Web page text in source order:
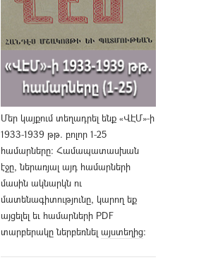
Մեր կայքում տեղադրել ենք «ՎԷՄ»-ի
1933-1939 թթ. բոլոր 1-25
համարները։ Համապատասխան
էջը, ներառյալ այդ համարների
մասին ակնարկն ու
մատենագիտությունը, կարող եք
այցելել եւ համարների PDF
տարբերակը ներբեռնել այստեղից։